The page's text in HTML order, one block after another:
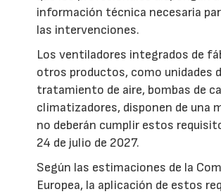
información técnica necesaria
las intervenciones.
Los ventiladores integrados de
otros productos, como unidades
tratamiento de aire, bombas de
climatizadores, disponen de una
no deberán cumplir estos
24 de julio de 2027.
Según las estimaciones de la
Europea, la aplicación de estos